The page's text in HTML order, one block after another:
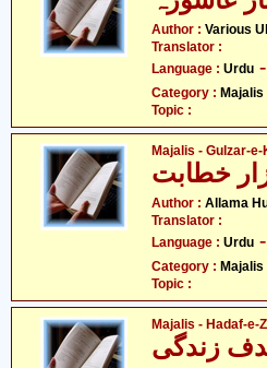
Author : Various
Translator :
Language : Urdu
Category : Majalis
Topic :
Majalis - Gulzar-
Author : Allama
Translator :
Language : Urdu
Category : Majalis
Topic :
Majalis - Hadaf-e-
زندگی